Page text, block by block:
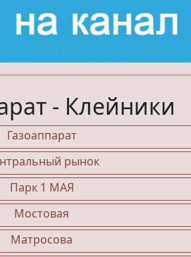
- Клейники
Газоаппарат
рынок
Парк 1 МАЯ
Мостовая
Матросова